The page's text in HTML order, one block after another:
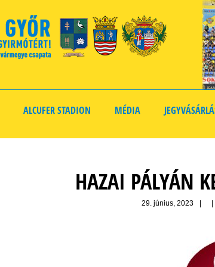
ALCUFER STADION MÉDIA
HAZAI PÁLYÁN
29. június, 2023